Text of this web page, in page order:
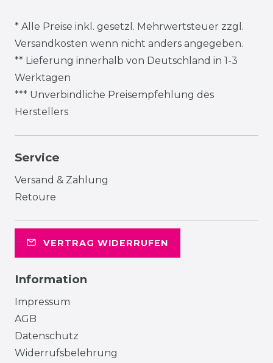
* Alle Preise inkl. gesetzl. Mehrwertsteuer zzgl.
Versandkosten wenn nicht anders angegeben.
** Lieferung innerhalb von Deutschland in 1-3
Werktagen
*** Unverbindliche Preisempfehlung des
Herstellers
Service
Versand & Zahlung
Retoure
VERTRAG WIDERRUFEN
Information
Impressum
AGB
Datenschutz
Widerrufsbelehrung